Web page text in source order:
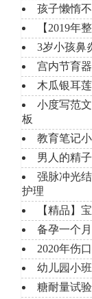
孩子懒惰
【2019年
3岁小孩鼻
宫内节育
木瓜银耳
小度写范
板
教育笔记
男人的精
强脉冲光
护理
【精品】
备孕一个
2020年伤
幼儿园小
糖耐量试